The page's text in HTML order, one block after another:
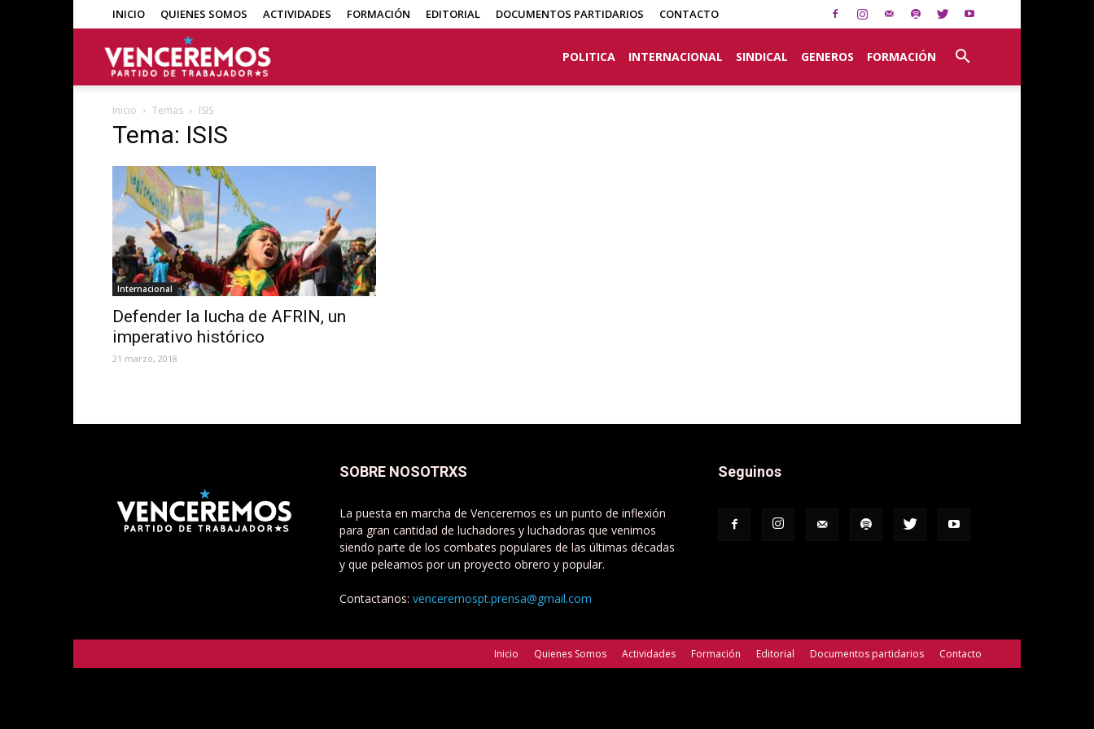
INICIO QUIENES SOMOS ACTIVIDADES FORMACIÓN EDITORIAL DOCUMENTOS PARTIDARIOS CONTACTO
POLITICA INTERNACIONAL SINDICAL GENEROS FORMACIÓN
Inicio Temas ISIS
Tema: ISIS
Internacional
Defender la lucha de AFRIN, un
imperativo histórico
21 marzo, 2018
SOBRE NOSOTRXS
La puesta en marcha de Venceremos es un punto de inflexión
para gran cantidad de luchadores y luchadoras que venimos
siendo parte de los combates populares de las últimas décadas
y que peleamos por un proyecto obrero y popular.
Contactanos: venceremospt.prensa@gmail.com
Seguinos
Inicio Quienes Somos Actividades Formación Editorial Documentos partidarios Contacto